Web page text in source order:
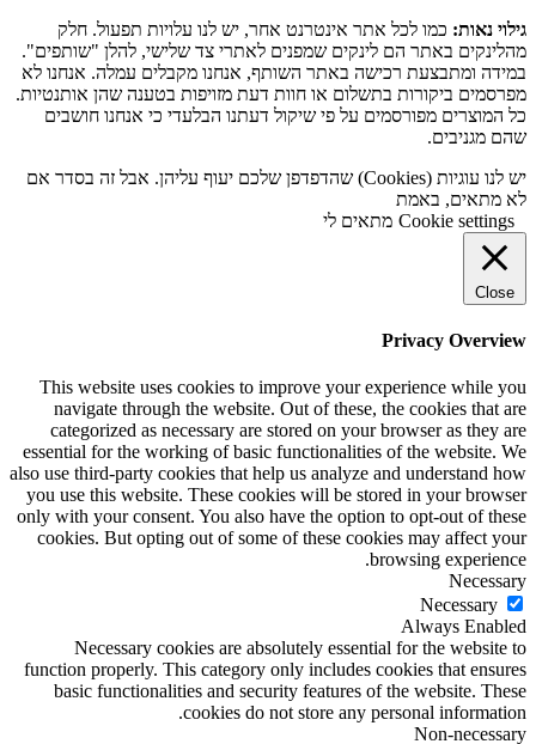
גילוי נאות: כמו לכל אתר אינטרנט אחר, יש לנו עלויות תפעול. חלק
מהלינקים באתר הם לינקים שמפנים לאתרי צד שלישי, להלן "שותפים".
במידה ומתבצעת רכישה באתר השותף, אנחנו מקבלים עמלה. אנחנו לא
מפרסמים ביקורות בתשלום או חוות דעת מזויפות בטענה שהן אותנטיות.
כל המוצרים מפורסמים על פי שיקול דעתנו הבלעדי כי אנחנו חושבים
שהם מגניבים.
יש לנו עוגיות (Cookies) שהדפדפן שלכם יעוף עליהן. אבל זה בסדר אם
לא מתאים, באמת
Cookie settings מתאים לי
Close
Privacy Overview
This website uses cookies to improve your experience while you
navigate through the website. Out of these, the cookies that are
categorized as necessary are stored on your browser as they are
essential for the working of basic functionalities of the website. We
also use third-party cookies that help us analyze and understand how
you use this website. These cookies will be stored in your browser
only with your consent. You also have the option to opt-out of these
cookies. But opting out of some of these cookies may affect your
browsing experience.
Necessary
Necessary
Always Enabled
Necessary cookies are absolutely essential for the website to
function properly. This category only includes cookies that ensures
basic functionalities and security features of the website. These
cookies do not store any personal information.
Non-necessary